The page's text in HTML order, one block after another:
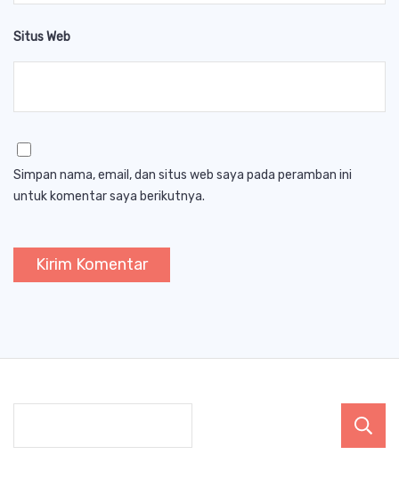
Situs Web
Simpan nama, email, dan situs web saya pada peramban ini
untuk komentar saya berikutnya.